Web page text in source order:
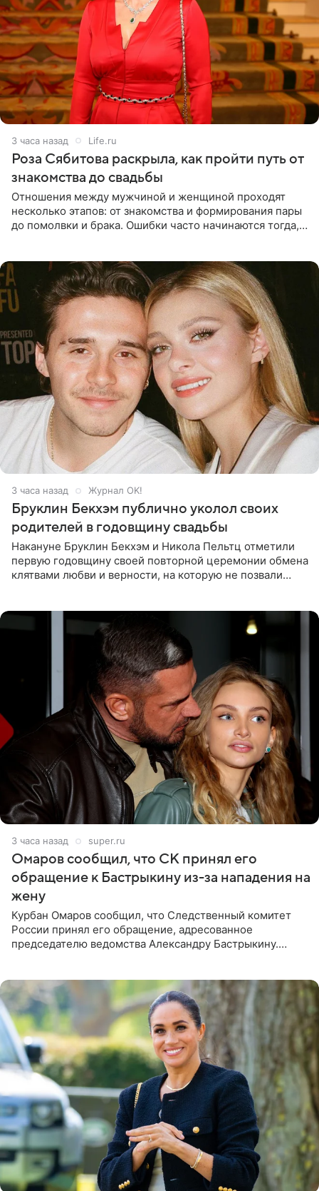
3 часа назад Life.ru
Роза Сябитова раскрыла, как пройти путь от
знакомства до свадьбы
Отношения между мужчиной и женщиной проходят
несколько этапов: от знакомства и формирования пары
до помолвки и брака. Ошибки часто начинаются тогда,
3 часа назад Журнал OK!
Бруклин Бекхэм публично уколол своих
родителей в годовщину свадьбы
Накануне Бруклин Бекхэм и Никола Пельтц отметили
первую годовщину своей повторной церемонии обмена
клятвами любви и верности, на которую не позвали
3 часа назад super.ru
Омаров сообщил, что СК принял его
обращение к Бастрыкину из-за нападения на
жену
Курбан Омаров сообщил, что Следственный комитет
России принял его обращение, адресованное
председателю ведомства Александру Бастрыкину.